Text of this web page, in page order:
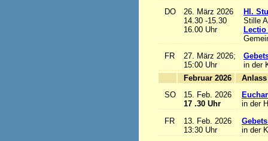
DO
26. März 2026
14.30 -15.30
16.00 Uhr
Hl.
Stille
FR
27. März 2026;
15:00 Uhr
in der
Februar 2026
SO
15. Feb. 2026
17 .30 Uhr
in der
FR
13. Feb. 2026
13:30 Uhr
in der